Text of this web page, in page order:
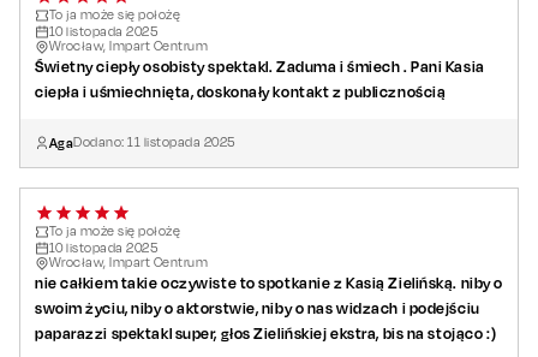
To ja może się położę
10listopada 2025
Wrocław, Impart Centrum
Świetny ciepły osobisty spektakl. Zaduma i śmiech . Pani Kasia
ciepła i uśmiechnięta, doskonały kontakt z publicznością
AgaDodano:11 listopada 2025
To ja może się położę
10listopada 2025
Wrocław, Impart Centrum
nie całkiem takie oczywiste to spotkanie z Kasią Zielińską. niby o
swoim życiu, niby o aktorstwie, niby o nas widzach i podejściu
paparazzi spektakl super, głos Zielińskiej ekstra, bis na stojąco :)